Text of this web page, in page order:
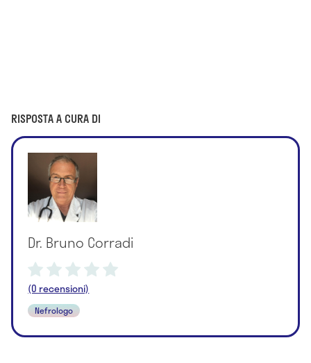
RISPOSTA A CURA DI
Dr. Bruno Corradi
(0 recensioni)
Nefrologo